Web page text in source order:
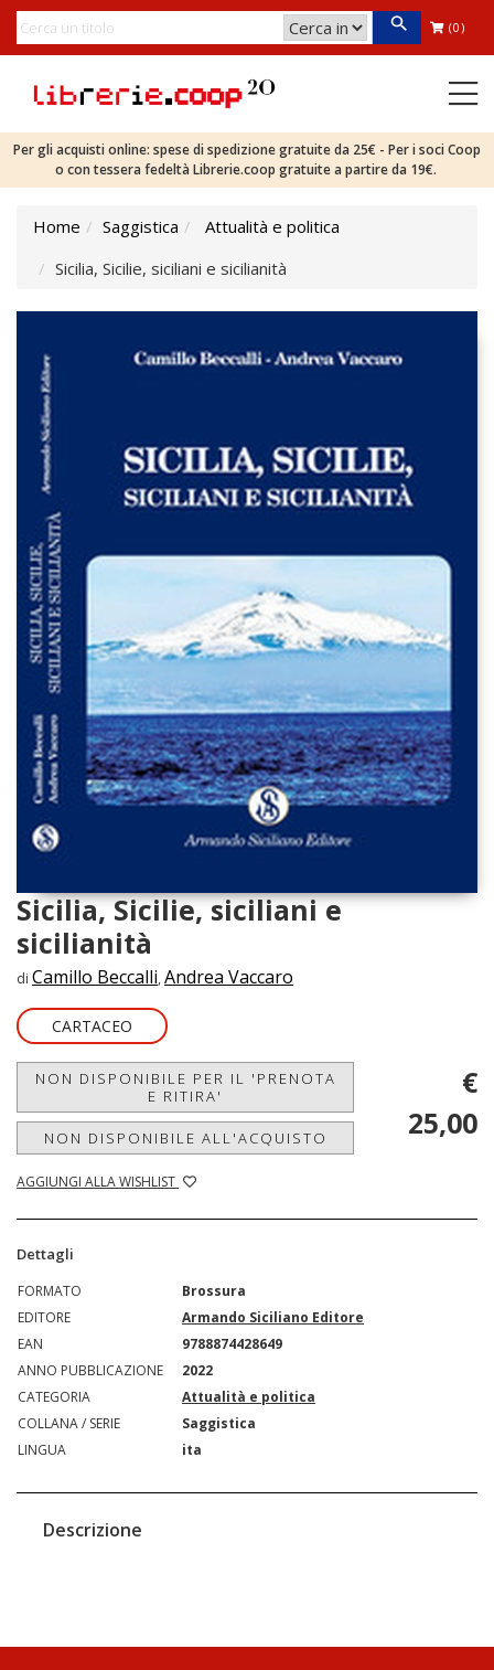
(0)
Per gli acquisti online: spese di spedizione gratuite da 25€ - Per i soci Coop
o con tessera fedeltà Librerie.coop gratuite a partire da 19€.
Home Saggistica
Attualità e politica
Sicilia, Sicilie, siciliani e sicilianità
Sicilia, Sicilie, siciliani e
sicilianità
di Camillo Beccalli, Andrea Vaccaro
CARTACEO
NON DISPONIBILE PER IL 'PRENOTA
E RITIRA'
NON DISPONIBILE ALL'ACQUISTO
AGGIUNGI ALLA WISHLIST
€
25,00
Dettagli
FORMATO
Brossura
EDITORE
Armando Siciliano Editore
EAN
9788874428649
ANNO PUBBLICAZIONE
2022
CATEGORIA
Attualità e politica
COLLANA / SERIE
Saggistica
LINGUA
ita
Descrizione